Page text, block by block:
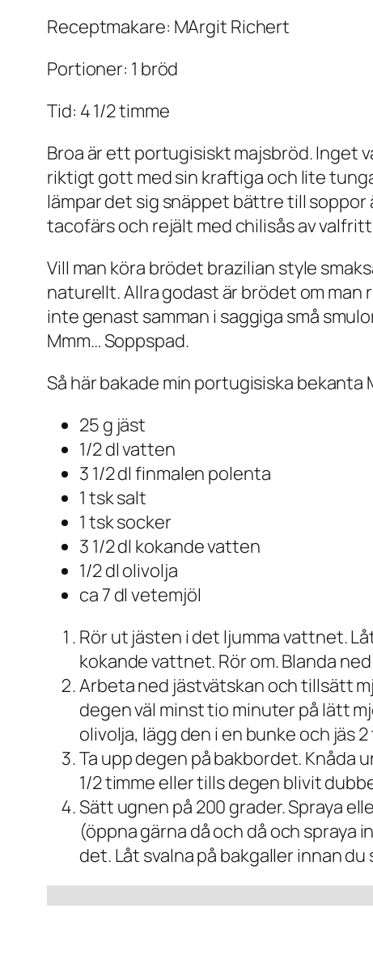
Receptmakare: MArgit Richert
Portioner: 1 bröd
Tid: 4 1/2 timme
Broa är ett portugisiskt majsbröd. Inget
riktigt gott med sin kraftiga och lite
lämpar det sig snäppet bättre till
tacofärs och rejält med chilisås av
Vill man köra brödet brazilian style
naturellt. Allra godast är brödet om
inte genast samman i saggiga små
Mmm… Soppspad.
Så här bakade min portugisiska
25 g jäst
1/2 dl vatten
3 1/2 dl finmalen polenta
1 tsk salt
1 tsk socker
3 1/2 dl kokande vatten
1/2 dl olivolja
ca 7 dl vetemjöl
Rör ut jästen i det ljumma vattnet.
kokande vattnet. Rör om. Blanda
Arbeta ned jästvätskan och tillsätt
degen väl minst tio minuter på lätt
olivolja, lägg den i en bunke och jäs 2
Ta upp degen på bakbordet. Knåda
1/2 timme eller tills degen blivit
Sätt ugnen på 200 grader. Spraya
(öppna gärna då och då och spraya
det. Låt svalna på bakgaller innan du